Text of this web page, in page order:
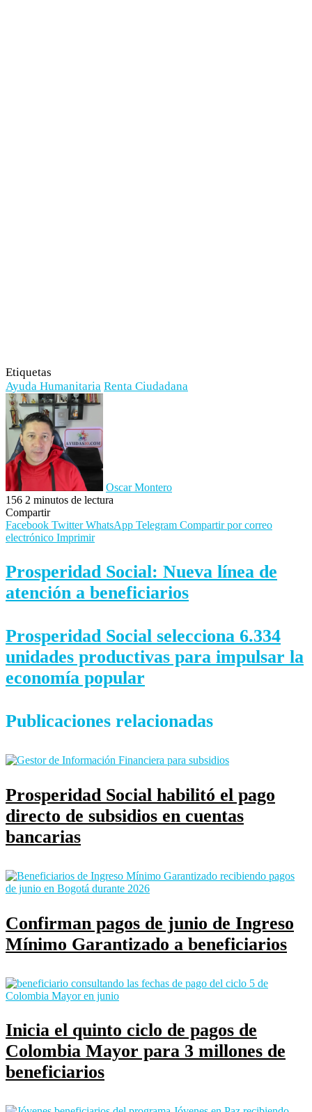
Etiquetas
Ayuda Humanitaria Renta Ciudadana
Oscar Montero
156 2 minutos de lectura
Compartir
Facebook Twitter WhatsApp Telegram Compartir por correo
electrónico Imprimir
Prosperidad Social: Nueva línea de
atención a beneficiarios
Prosperidad Social selecciona 6.334
unidades productivas para impulsar la
economía popular
Publicaciones relacionadas
Prosperidad Social habilitó el pago
directo de subsidios en cuentas
bancarias
Confirman pagos de junio de Ingreso
Mínimo Garantizado a beneficiarios
Inicia el quinto ciclo de pagos de
Colombia Mayor para 3 millones de
beneficiarios